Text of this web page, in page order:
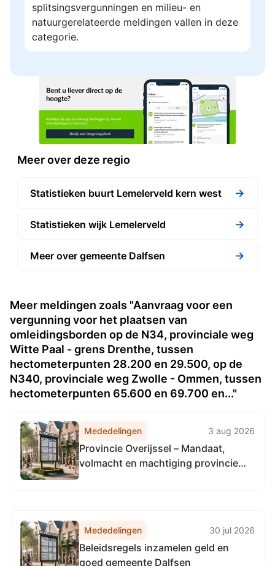
splitsingsvergunningen en milieu- en
natuurgerelateerde meldingen vallen in deze
categorie.
Meer over deze regio
Statistieken buurt Lemelerveld kern west →
Statistieken wijk Lemelerveld →
Meer over gemeente Dalfsen →
Meer meldingen zoals "Aanvraag voor een
vergunning voor het plaatsen van
omleidingsborden op de N34, provinciale weg
Witte Paal - grens Drenthe, tussen
hectometerpunten 28.200 en 29.500, op de
N340, provinciale weg Zwolle - Ommen, tussen
hectometerpunten 65.600 en 69.700 en..."
Mededelingen 3 aug 2026
Provincie Overijssel – Mandaat,
volmacht en machtiging provincie
Mededelingen 30 jul 2026
Beleidsregels inzamelen geld en
goed gemeente Dalfsen